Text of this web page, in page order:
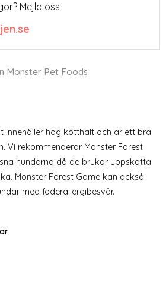
Mejla oss
Monster Pet Foods
innehåller hög kötthalt och är ett bra
Vi rekommenderar Monster Forest
hundarna då de brukar uppskatta
Monster Forest Game kan också
med foderallergibesvär.
: